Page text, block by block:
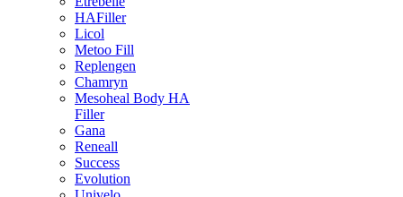
HAFiller
Licol
Metoo Fill
Replengen
Chamryn
Mesoheal Body HA
Filler
Gana
Reneall
Success
Evolution